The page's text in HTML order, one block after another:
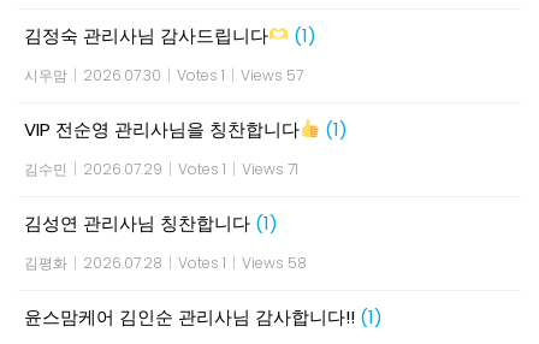
김정숙 관리사님 감사드립니다 (1)
시우맘 | 2026.07.30 | Votes 1 | Views 57
VIP 전순영 관리사님을 칭찬합니다 (1)
김수민 | 2026.07.29 | Votes 1 | Views 71
김성연 관리사님 칭찬합니다 (1)
김평화 | 2026.07.28 | Votes 1 | Views 58
윤스맘케어 김인순 관리사님 감사합니다!! (1)